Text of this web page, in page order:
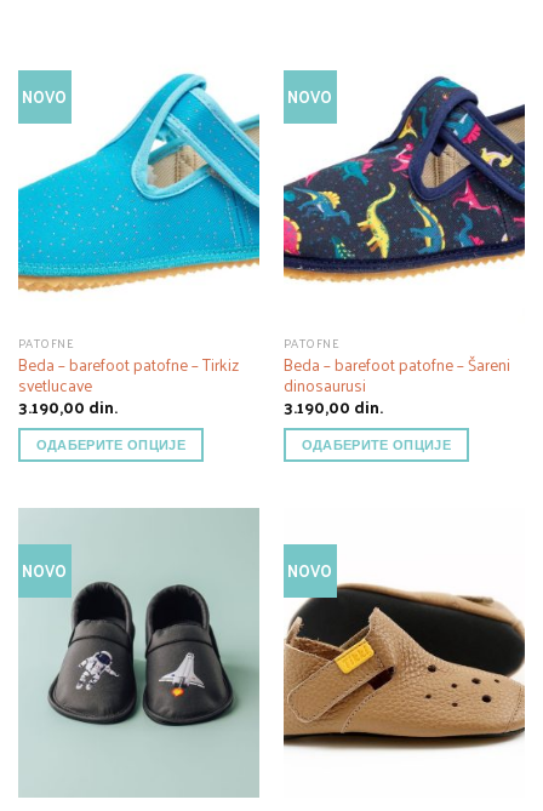
NOVO
PATOFNE
Beda – barefoot patofne – Tirkiz
svetlucave
3.190,00 din.
ОДАБЕРИТЕ ОПЦИЈЕ
NOVO
PATOFNE
Beda – barefoot patofne – Šareni
dinosaurusi
3.190,00 din.
ОДАБЕРИТЕ ОПЦИЈЕ
NOVO NOVO